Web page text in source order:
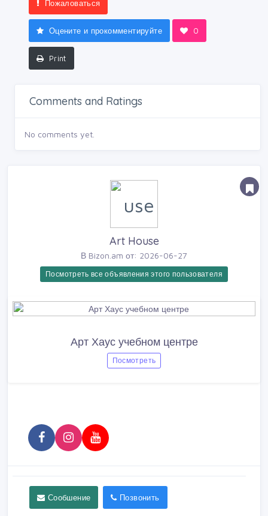
Пожаловаться
Оцените и прокомментируйте 0
Print
Comments and Ratings
No comments yet.
Art House
В Bizon.am от: 2026-06-27
Посмотреть все объявления этого пользователя
Арт Хаус учебном центре
Посмотреть
Сообшение Позвонить